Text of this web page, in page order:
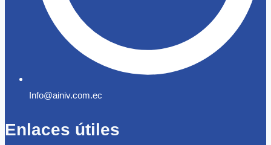
Info@ainiv.com.ec
Enlaces útiles